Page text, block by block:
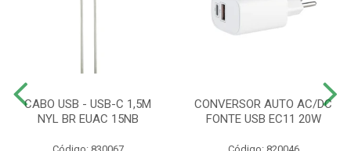
CABO USB - USB-C 1,5M
NYL BR EUAC 15NB
CONVERSOR AUTO AC/DC
FONTE USB EC11 20W